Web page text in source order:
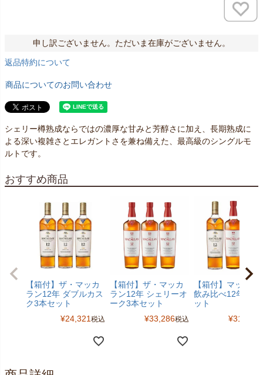
申し訳ございません。ただいま在庫がございません。
返品特約について
商品についてのお問い合わせ
シェリー樽熟成ならではの濃厚な甘みと芳醇さに加え、長期熟成に
よる深い複雑さとエレガントさを兼ね備えた、最高級のシングルモ
ルトです。
おすすめ商品
【箱付】ザ・マッカ
ラン12年 ダブルカス
ク3本セット
¥24,321税込
【箱付】ザ・マッカ
ラン12年 シェリーオ
ーク3本セット
¥33,286税込
【箱付】マッカラ
飲み比べ12年3本
ット
¥31,471